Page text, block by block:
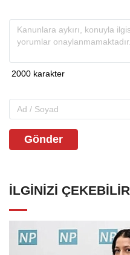
Gönder
İLGINIZI ÇEKEBILIR